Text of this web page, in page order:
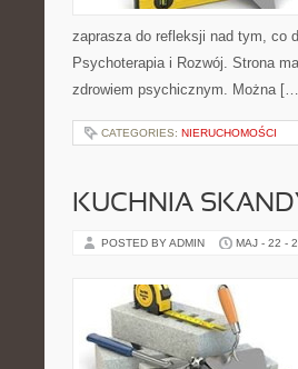
zaprasza do refleksji nad tym, co
Psychoterapia i Rozwój. Strona
zdrowiem psychicznym. Można
CATEGORIES: NIERUCHOMOŚCI
KUCHNIA
POSTED BY ADMIN MAJ - 22 -